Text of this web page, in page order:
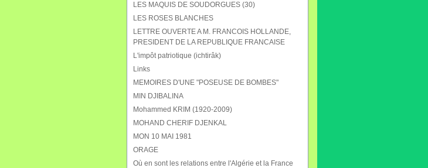
LES MAQUIS DE SOUDORGUES (30)
LES ROSES BLANCHES
LETTRE OUVERTE A M. FRANCOIS HOLLANDE,
PRESIDENT DE LA REPUBLIQUE FRANCAISE
L'impôt patriotique (ichtirâk)
Links
MEMOIRES D'UNE "POSEUSE DE BOMBES"
MIN DJIBALINA
Mohammed KRIM (1920-2009)
MOHAND CHERIF DJENKAL
MON 10 MAI 1981
ORAGE
Où en sont les relations entre l'Algérie et la France